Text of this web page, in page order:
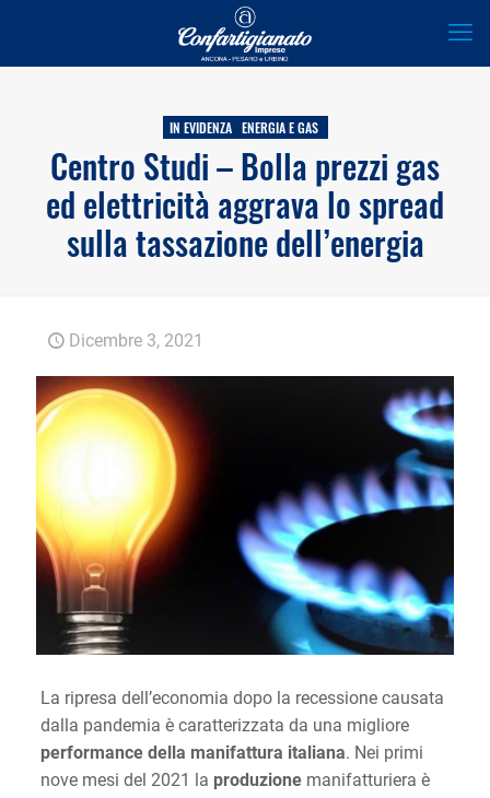
IN EVIDENZA ENERGIA E GAS
Centro Studi – Bolla prezzi gas
ed elettricità aggrava lo spread
sulla tassazione dell’energia
Dicembre 3, 2021
La ripresa dell’economia dopo la recessione causata
dalla pandemia è caratterizzata da una migliore
performance della manifattura italiana. Nei primi
nove mesi del 2021 la produzione manifatturiera è